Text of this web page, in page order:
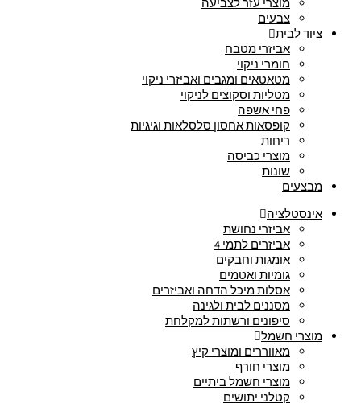
צבעים
ציוד לבית
אביזרי מטבח
חומרי ניקוי
מטאטאים ומגבים ואביזרי ניקוי
מטליות וסקוצים לניקוי
פחי אשפה
קופסאות אחסון סלסלאות וגיגיות
ריחות
מוצרי כביסה
שונות
מבצעים
אינסטלציה
אביזרי נחושת
אביזרים לתמי 4
אומגות וחבקים
גומיות ואטמים
אסלות מיכל הדחה ואביזרים
מסננים לבית ולגינה
סיפונים ורשתות למקלחת
מוצרי חשמל
מאווררים ומוצרי קיץ
מוצרי חורף
מוצרי חשמל ביתיים
קטלני יתושים